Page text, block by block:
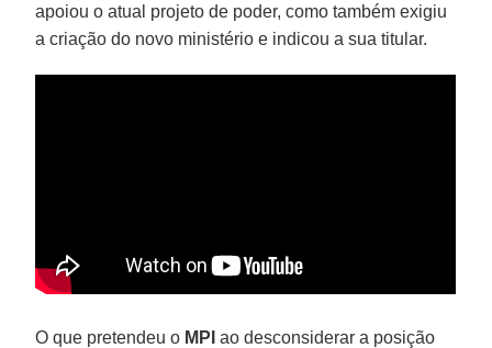
apoiou o atual projeto de poder, como também exigiu
a criação do novo ministério e indicou a sua titular.
O que pretendeu o MPI ao desconsiderar a posição